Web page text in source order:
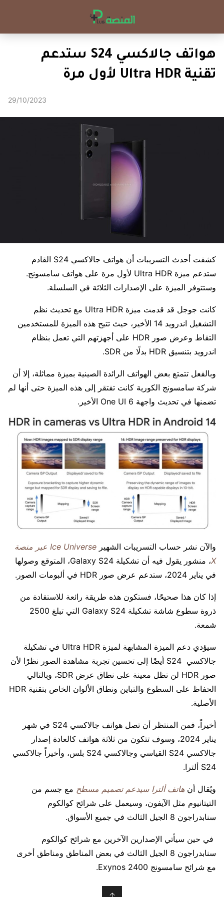
هواتف جالاكسي S24 ستدعم
تقنية Ultra HDR لأول مرة
29/10/2023
كشفت أحدث التسريبات أن هواتف جالاكسي S24 القادم
ستدعم ميزة Ultra HDR لأول مرة على هواتف سامسونج.
وستتوفر الميزة على الإصدارات الثلاثة في السلسلة.
كانت جوجل قد قدمت ميزة Ultra HDR مع تحديث نظم
التشغيل اندرويد 14 الأخير، حيث تتيح هذه الميزة للمستخدمين
التقاط وعرض صور HDR على أجهزتهم التي تعمل بنظام
اندرويد بتنسيق HDR بدلًا من SDR.
وبالفعل تتمتع بعض الهواتف الرائدة الصينية بميزة مماثلة، إلا أن
شركة سامسونج الكورية كانت تفتقر إلى هذه الميزة حتى أنها لم
تضمنها في تحديث واجهة One UI 6 الأخير.
والآن نشر حساب التسريبات الشهير
Ice Universe عبر منصة
X
، منشور يقول فيه أن تشكيلة Galaxy S24، المتوقع وصولها
في يناير 2024، ستدعم عرض صور HDR في ألبومات الصور.
إذا كان هذا صحيحًا، فستكون هذه طريقة رائعة للاستفادة من
ذروة سطوع شاشة تشكيلة Galaxy S24 التي تبلغ 2500
شمعة.
سيؤدي دعم الميزة المشابهة لميزة Ultra HDR في تشكيلة
جالاكسي S24 أيضًا إلى تحسين تجربة مشاهدة الصور نظرًا لأن
صور HDR لن تظل معينة على نطاق عرض SDR، وبالتالي
الحفاظ على السطوع والتباين ونطاق الألوان الخاص بتقنية HDR
الأصلية.
أخيراً، فمن المنتظر أن تصل هواتف جالاكسي S24 في شهر
يناير 2024، وسوف تتكون من ثلاثة هواتف كالعادة إصدار
جالاكسي S24 القياسي وجالاكسي S24 بلس، وأخيراً جالاكسي
S24 ألترا.
ويُقال أن هاتف ألترا سيدعم تصميم مسطح مع جسم من
التيتانيوم مثل الآيفون، وسيعمل على شرائح كوالكوم
سنابدراجون 8 الجيل الثالث في جميع الأسواق.
في حين سيأتي الإصدارين الآخرين مع شرائح كوالكوم
سنابدراجون 8 الجيل الثالث في بعض المناطق ومناطق أخرى
مع شرائح سامسونج Exynos 2400.